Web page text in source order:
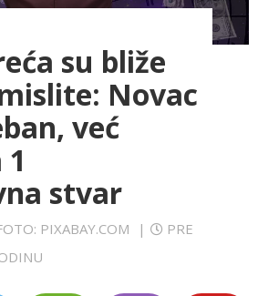
su bliže
Novac
već
stvar
PIXABAY.COM |
PRE